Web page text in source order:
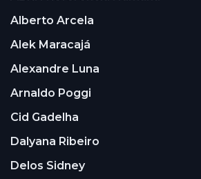
Alberto Arcela
Alek Maracajá
Alexandre Luna
Arnaldo Poggi
Cid Gadelha
Dalyana Ribeiro
Delos Sidney